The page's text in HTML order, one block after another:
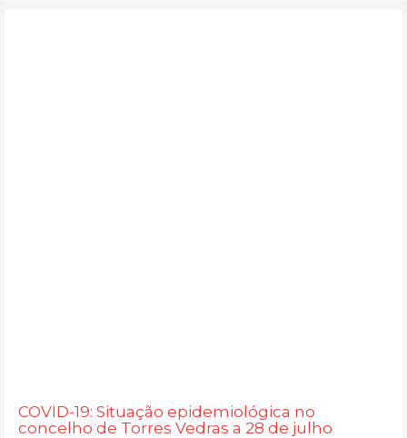
COVID-19: Situação epidemiológica no
concelho de Torres Vedras a 28 de julho